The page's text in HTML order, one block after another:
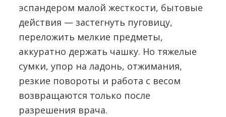
эспандером малой жесткости, бытовые
действия — застегнуть пуговицу,
переложить мелкие предметы,
аккуратно держать чашку. Но тяжелые
сумки, упор на ладонь, отжимания,
резкие повороты и работа с весом
возвращаются только после
разрешения врача.